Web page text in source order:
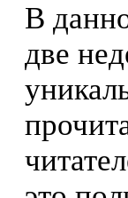
В
две